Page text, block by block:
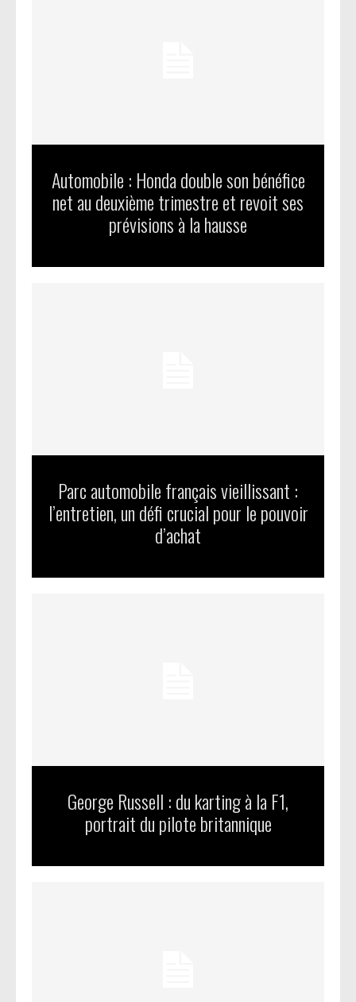
Automobile : Honda double son bénéfice
net au deuxième trimestre et revoit ses
prévisions à la hausse
Parc automobile français vieillissant :
l’entretien, un défi crucial pour le pouvoir
d’achat
George Russell : du karting à la F1,
portrait du pilote britannique